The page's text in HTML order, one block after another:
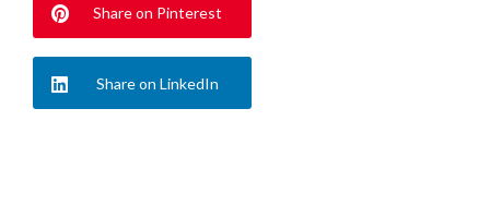
Share on Pinterest
Share on LinkedIn